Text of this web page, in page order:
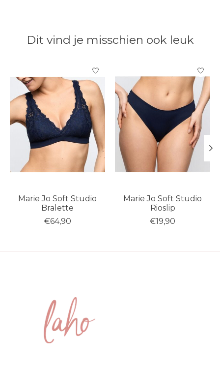
Dit vind je misschien ook leuk
Items van productcarrousel
Marie Jo Soft Studio
Bralette
€64,90
Marie Jo Soft Studio
Rioslip
€19,90